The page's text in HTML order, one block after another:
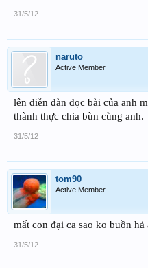
31/5/12
naruto
Active Member
lên diễn đàn đọc bài của anh
thành thực chia bùn cùng anh.
31/5/12
tom90
Active Member
mất con đại ca sao ko buồn
31/5/12